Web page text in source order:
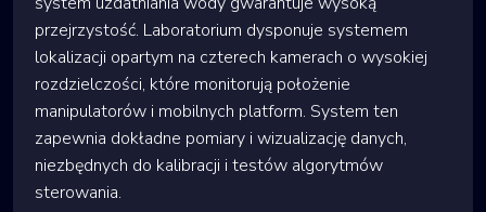
przejrzystość. Laboratorium dysponuje systemem
lokalizacji opartym na czterech kamerach o wysokiej
rozdzielczości, które monitorują położenie
manipulatorów i mobilnych platform. System ten
zapewnia dokładne pomiary i wizualizację danych,
niezbędnych do kalibracji i testów algorytmów
sterowania.